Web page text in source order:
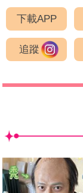
下載APP
追蹤